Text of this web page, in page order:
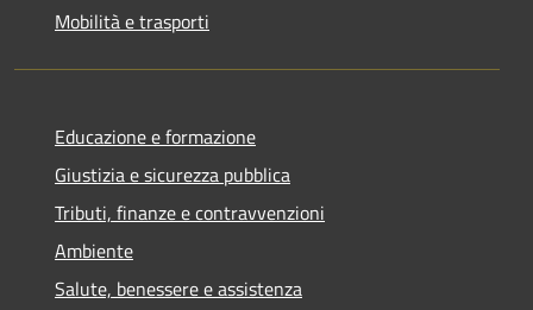
Mobilità e trasporti
Educazione e formazione
Giustizia e sicurezza pubblica
Tributi, finanze e contravvenzioni
Ambiente
Salute, benessere e assistenza